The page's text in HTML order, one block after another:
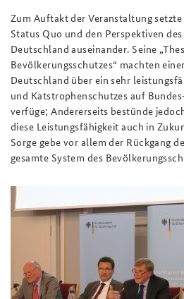
Zum Auftakt der Veranstaltung
Status Quo und den Perspektiven
Deutschland auseinander. Seine
Bevölkerungsschutzes“ machten
Deutschland über ein sehr
und Katstrophenschutzes auf
verfüge; Andererseits bestünde
diese Leistungsfähigkeit auch in
Sorge gebe vor allem der Rückgang
gesamte System des